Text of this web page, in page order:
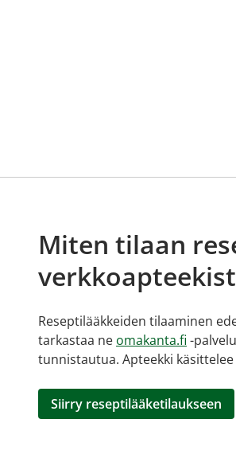
Miten tilaan
Reseptilääkkeiden tilaaminen
tarkastaa ne omakanta.fi -
tunnistautua. Apteekki
Siirry reseptilääketilaukseen